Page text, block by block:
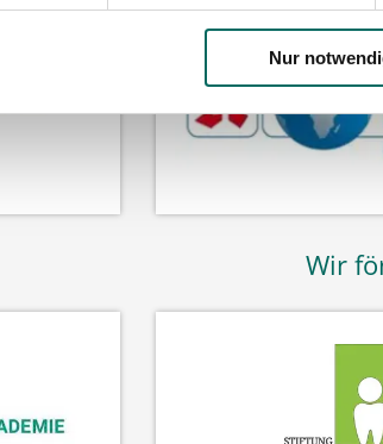
Nur
Wir